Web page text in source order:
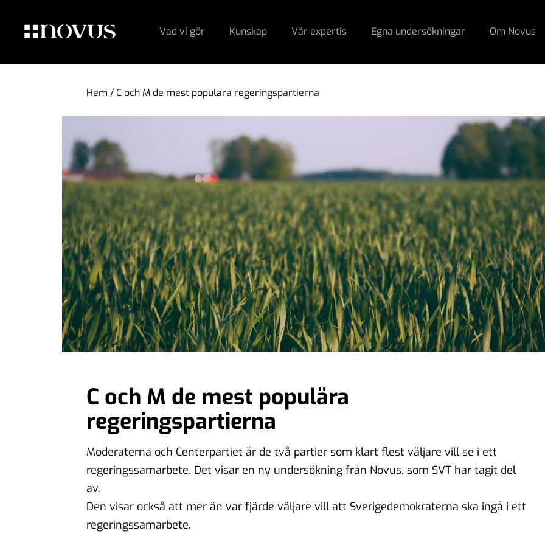
Vad vi gör Kunskap Vår expertis Egna undersökningar Om Novus
Hem / C och M de mest populära regeringspartierna
C och M de mest populära
regeringspartierna
Moderaterna och Centerpartiet är de två partier som klart flest väljare vill se i ett
regeringssamarbete. Det visar en ny undersökning från Novus, som SVT har tagit del
av.
Den visar också att mer än var fjärde väljare vill att Sverigedemokraterna ska ingå i ett
regeringssamarbete.